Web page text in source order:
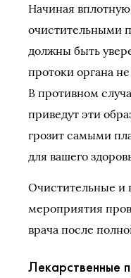
Начиная
очистительными
должны быть
протоки органа
В противном
приведут эти
грозит самыми
для вашего
Очистительные и
мероприятия
врача после
Лекарственные